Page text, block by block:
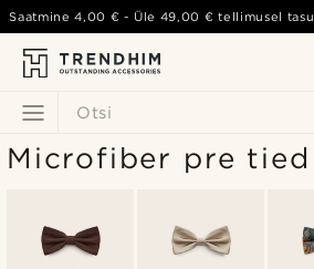
Otsi
Saatmine4,00 € - Üle 49,00 € tellimusel
Microfiber pre